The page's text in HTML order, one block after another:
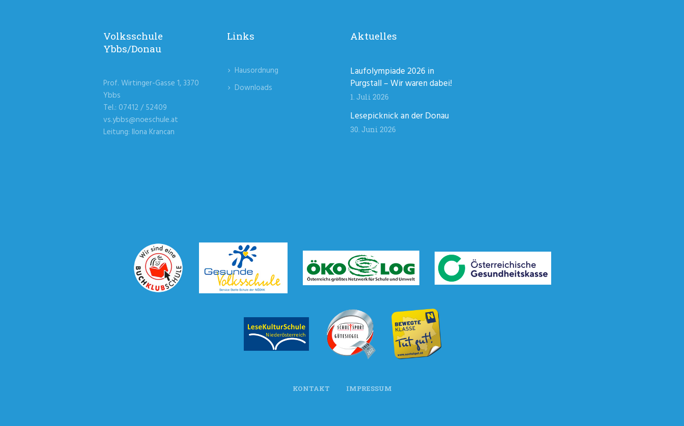
Volksschule
Ybbs/Donau
Prof. Wirtinger-Gasse 1, 3370
Ybbs
Tel.: 07412 / 52409
vs.ybbs@noeschule.at
Leitung: Ilona Krancan
Links
Hausordnung
Downloads
Aktuelles
Laufolympiade 2026 in
Purgstall – Wir waren dabei!
1. Juli 2026
Lesepicknick an der Donau
30. Juni 2026
KONTAKT IMPRESSUM